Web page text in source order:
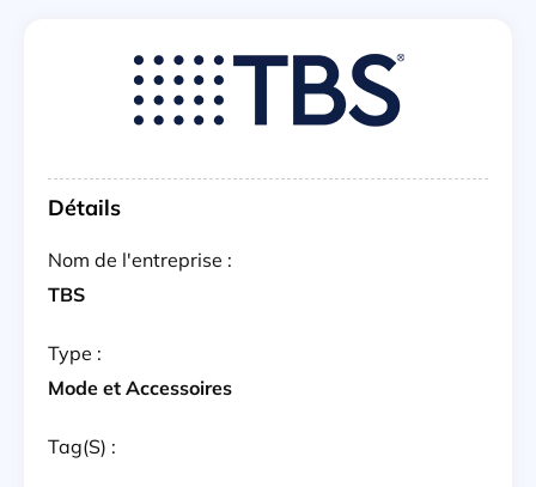
Détails
Nom de l'entreprise :
TBS
Type :
Mode et Accessoires
Tag(s) :